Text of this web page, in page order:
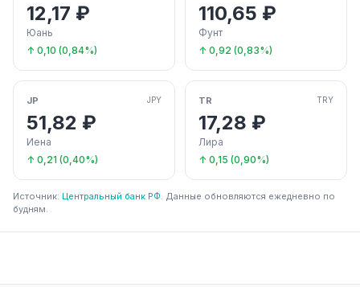
12,17 ₽
Юань
↑ 0,10 (0,84%)
110,65 ₽
Фунт
↑ 0,92 (0,83%)
JP JPY
51,82 ₽
Иена
↑ 0,21 (0,40%)
TR TRY
17,28 ₽
Лира
↑ 0,15 (0,90%)
Источник: Центральный банк РФ. Данные обновляются ежедневно по
будням.